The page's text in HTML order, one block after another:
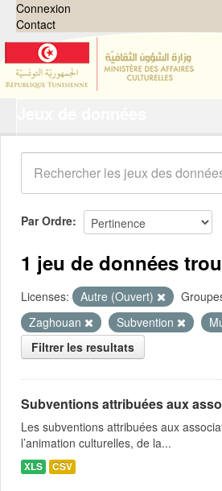
Connexion
Contact
Organisations
Groupes
Demandes 0
À propos
Par Ordre
1 jeu de données
Licenses: Autre (Ouvert)
Zaghouan
Subvention
Filtrer les resultats
Subventions attribuées aux
Les subventions attribuées aux
l’animation culturelles, de la...
XLS CSV